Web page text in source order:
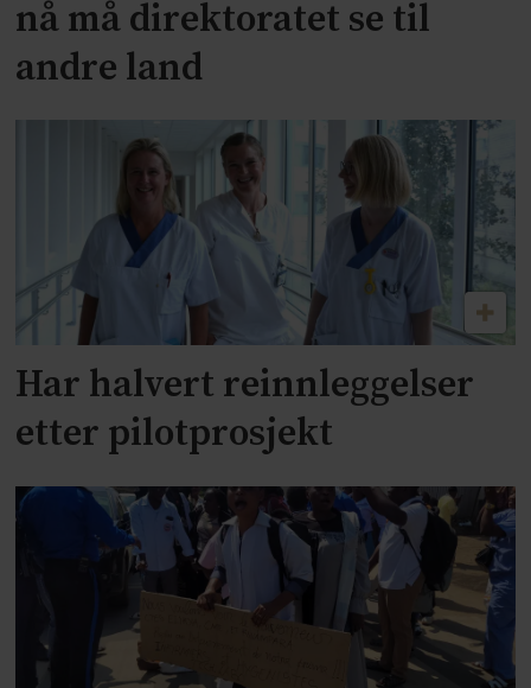
nå må direktoratet se til
andre land
Har halvert reinnleggelser
etter pilotprosjekt